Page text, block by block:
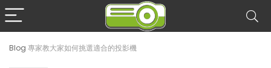
Blog 專家教大家如何挑選適合的投影機